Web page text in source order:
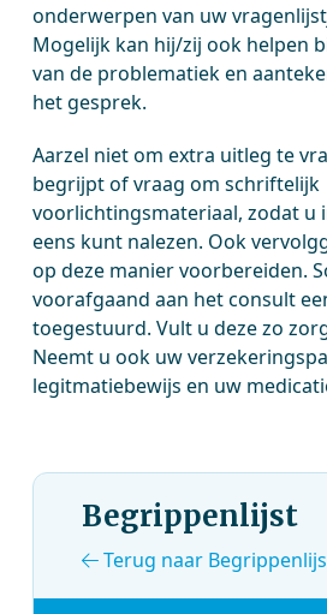
onderwerpen van uw
Mogelijk kan hij/zij ook helpen
van de problematiek en
het gesprek.
Aarzel niet om extra uitleg te
begrijpt of vraag om schriftelijk
voorlichtingsmateriaal, zodat u
eens kunt nalezen. Ook
op deze manier voorbereiden.
voorafgaand aan het consult
toegestuurd. Vult u deze zo
Neemt u ook uw
legitmatiebewijs en uw
Begrippenlijst
Terug naar